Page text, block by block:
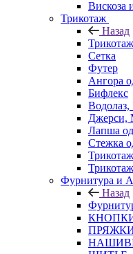
Вискоза
Трикотаж
Назад
Трикотаж
Сетка
Футер
Ангора
Бифлекс
Джерси,
Лапша
Стежка
Фурнитура и
Назад